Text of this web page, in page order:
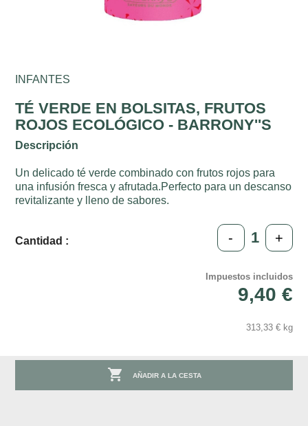
INFANTES
TÉ VERDE EN BOLSITAS, FRUTOS
ROJOS ECOLÓGICO - BARRONY''S
Descripción
Un delicado té verde combinado con frutos rojos para
una infusión fresca y afrutada.Perfecto para un descanso
revitalizante y lleno de sabores.
Cantidad : - +
Impuestos incluidos
9,40 €
313,33 € kg
 AÑADIR A LA CESTA